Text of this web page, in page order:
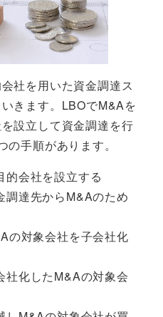
社を用いた資金調達ス
きます。LBOでM&Aを
設立して資金調達を行
手順があります。
的会社を設立する
調達先からM&Aのため
の対象会社を子会社化
社化したM&Aの対象会